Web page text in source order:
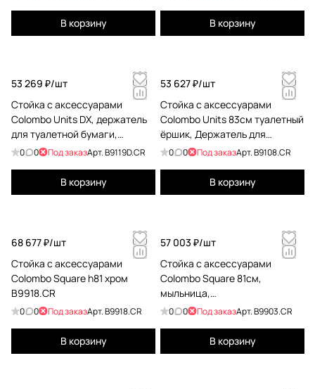
В корзину В корзину
53 269 ₽/шт
Стойка с аксессуарами
Colombo Units DX, держатель
для туалетной бумаги,
дозатор для мыла, хром
0 0 Под заказАрт.B9119D.CR
В корзину
53 627 ₽/шт
Стойка с аксессуарами
Colombo Units 83см туалетный
ёршик, Держатель для
туалетной бумаги., хром
0 0 Под заказАрт.B9108.CR
В корзину
68 677 ₽/шт
Стойка с аксессуарами
Colombo Square h81 хром
B9918.CR
0 0 Под заказАрт.B9918.CR
В корзину
57 003 ₽/шт
Стойка с аксессуарами
Colombo Square 81см,
мыльница,
полотенцедержатель,
для туалетной бумаги, хром
B9903.CR
0 0 Под заказАрт.B9903.CR
В корзину